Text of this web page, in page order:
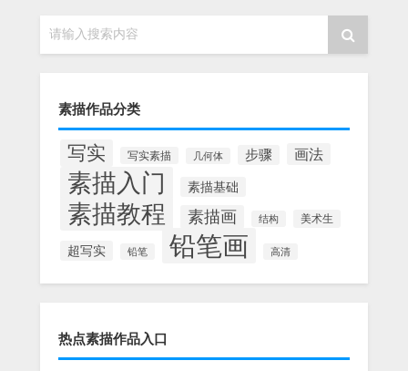
请输入搜索内容
素描作品分类
写实 写实素描 几何体 步骤 画法
素描入门 素描基础
素描教程 素描画 结构 美术生
超写实 铅笔 铅笔画 高清
热点素描作品入口